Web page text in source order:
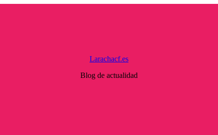
Larachacf.es
Blog de actualidad